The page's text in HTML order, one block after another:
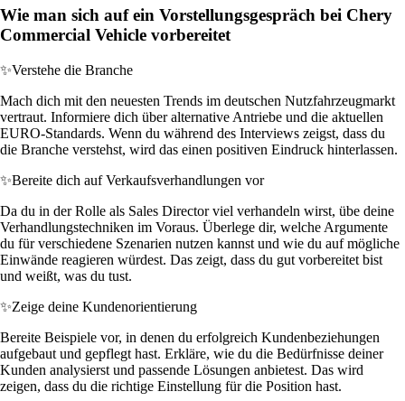
Wie man sich auf ein Vorstellungsgespräch bei Chery
Commercial Vehicle vorbereitet
✨Verstehe die Branche
Mach dich mit den neuesten Trends im deutschen Nutzfahrzeugmarkt
vertraut. Informiere dich über alternative Antriebe und die aktuellen
EURO-Standards. Wenn du während des Interviews zeigst, dass du
die Branche verstehst, wird das einen positiven Eindruck hinterlassen.
✨Bereite dich auf Verkaufsverhandlungen vor
Da du in der Rolle als Sales Director viel verhandeln wirst, übe deine
Verhandlungstechniken im Voraus. Überlege dir, welche Argumente
du für verschiedene Szenarien nutzen kannst und wie du auf mögliche
Einwände reagieren würdest. Das zeigt, dass du gut vorbereitet bist
und weißt, was du tust.
✨Zeige deine Kundenorientierung
Bereite Beispiele vor, in denen du erfolgreich Kundenbeziehungen
aufgebaut und gepflegt hast. Erkläre, wie du die Bedürfnisse deiner
Kunden analysierst und passende Lösungen anbietest. Das wird
zeigen, dass du die richtige Einstellung für die Position hast.